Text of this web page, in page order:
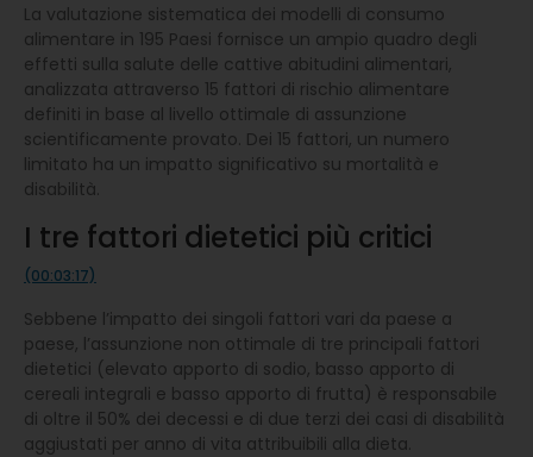
La valutazione sistematica dei modelli di consumo
alimentare in 195 Paesi fornisce un ampio quadro degli
effetti sulla salute delle cattive abitudini alimentari,
analizzata attraverso 15 fattori di rischio alimentare
definiti in base al livello ottimale di assunzione
scientificamente provato. Dei 15 fattori, un numero
limitato ha un impatto significativo su mortalità e
disabilità.
I tre fattori dietetici più critici
(00:03:17)
Sebbene l’impatto dei singoli fattori vari da paese a
paese, l’assunzione non ottimale di tre principali fattori
dietetici (elevato apporto di sodio, basso apporto di
cereali integrali e basso apporto di frutta) è responsabile
di oltre il 50% dei decessi e di due terzi dei casi di disabilità
aggiustati per anno di vita attribuibili alla dieta.